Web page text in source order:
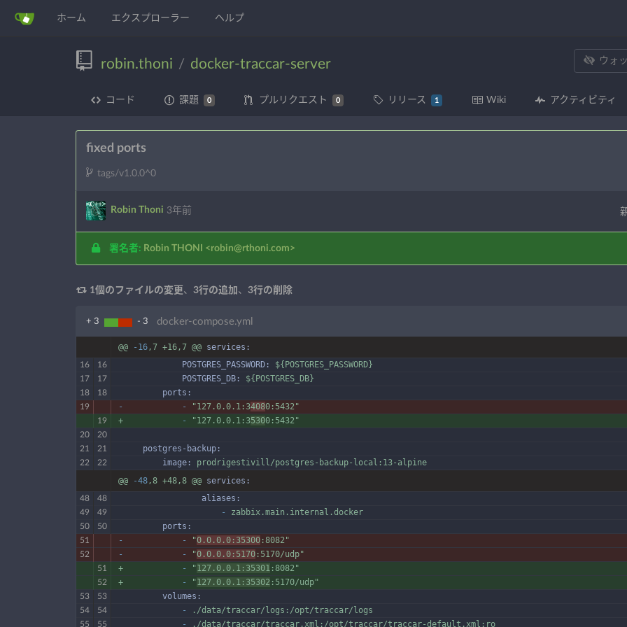
ホーム エクスプローラー ヘルプ
robin.thoni / docker-traccar-server ウォ
コード 課題 0 プルリクエスト 0 リリース 1 Wiki アクティビティ
fixed ports
tags/v1.0.0^0
Robin Thoni 3年前
署名者: Robin THONI <robin@rthoni.com>
1個のファイルの変更、 3行の追加 、 3行の削除
+ 3 - 3 docker-compose.yml
@@ -16,7 +16,7 @@ services:
16 16
             POSTGRES_PASSWORD:
${POSTGRES_PASSWORD}
17 17
             POSTGRES_DB:
${POSTGRES_DB}
18 18
         ports:
19 - - "127.0.0.1:34080:5432"
19 + - "127.0.0.1:35300:5432"
20
20
21
21
     postgres-backup:
22 22
         image:
prodrigestivill/postgres-backup-local:13-alpine
@@
-48,8 +48,8 @@ services:
48 48
                 aliases:
49 49
                     -
zabbix.main.internal.docker
50 50
         ports:
51 - - "0.0.0.0:35300:8082"
52 - - "0.0.0.0:5170:5170/udp"
51 + - "127.0.0.1:35301:8082"
52 + - "127.0.0.1:35302 :5170/udp"
53 53
         volumes:
54 54
             -
./data/traccar/logs:/opt/traccar/logs
55 55
             -
./data/traccar/traccar.xml:/opt/traccar/traccar-default.xml:ro